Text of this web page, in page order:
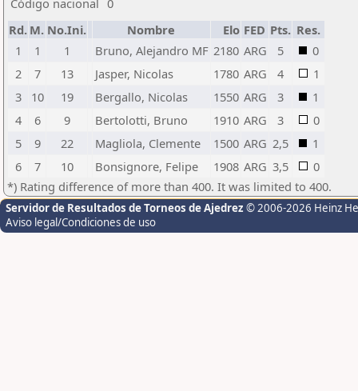
Código nacional 0
Rd. M. No.Ini. Nombre Elo FED Pts. Res.
1
1 1 Bruno, Alejandro MF 2180 ARG 5
0
2
7 13 Jasper, Nicolas 1780 ARG 4
1
3
10 19 Bergallo, Nicolas 1550 ARG 3
1
4
6 9 Bertolotti, Bruno 1910 ARG 3
0
5
9 22 Magliola, Clemente 1500 ARG 2,5
1
6
7 10 Bonsignore, Felipe 1908 ARG 3,5
0
*) Rating difference of more than 400. It was limited to 400.
Servidor de Resultados de Torneos de Ajedrez © 2006-2026 Heinz
Aviso legal/Condiciones de uso